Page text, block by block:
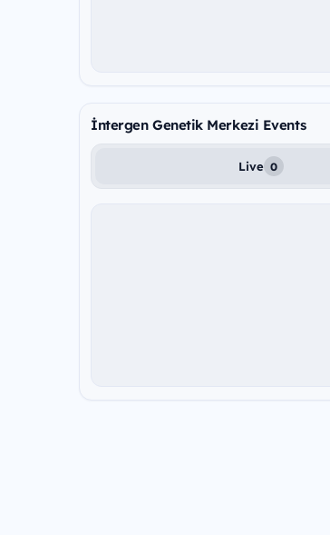
İntergen Genetik Merkezi Events
Live 0